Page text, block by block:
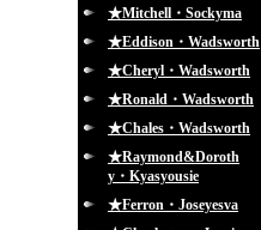
★Mitchell・Sockyma
★Eddison・Wadsworth
★Cheryl・Wadsworth
★Ronald・Wadsworth
★Chales・Wadsworth
★Raymond&Doroth
y・Kyasyousie
★Ferron・Joseyesva